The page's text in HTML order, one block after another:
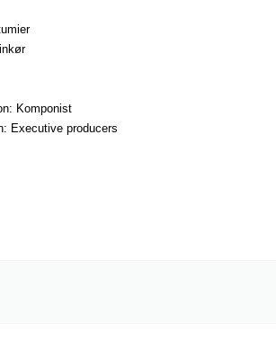
Komponist
Executive producers